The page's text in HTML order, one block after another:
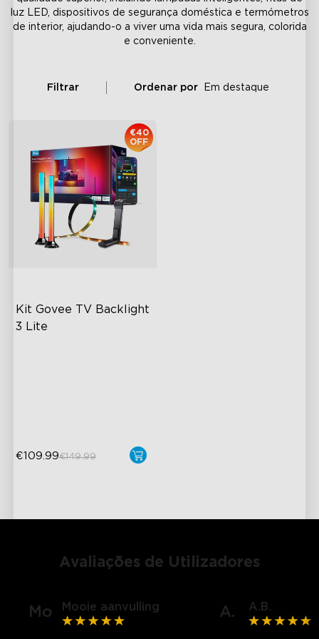
luz LED, dispositivos de segurança doméstica e termómetros
de interior, ajudando-o a viver uma vida mais segura, colorida
e conveniente.
Filtrar Ordenar por Em destaque
Kit Govee TV Backlight
3 Lite
€40
OFF
€109.99€149.99
Avaliações de Utilizadores
Mo Mooie aanvulling A. A.B.